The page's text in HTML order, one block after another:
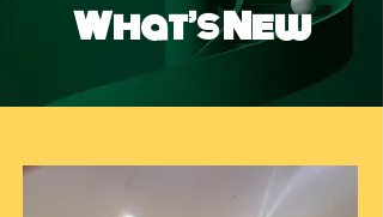
What’s New